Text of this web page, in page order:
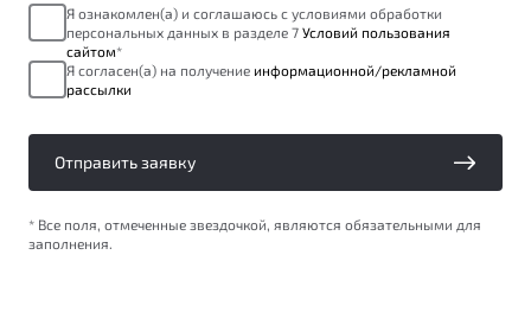
Универсальный кроссовер
Обзор В наличии
Запись на сервис
Калькулятор ТО
Клиентская поддержка
Я ознакомлен(а) и соглашаюсь с условиями обработки
персональных данных в разделе 7 Условий пользования
сайтом*
Я согласен(а) на получение информационной/рекламной
рассылки
Отправить заявку
* Все поля, отмеченные звездочкой, являются обязательными для
заполнения.